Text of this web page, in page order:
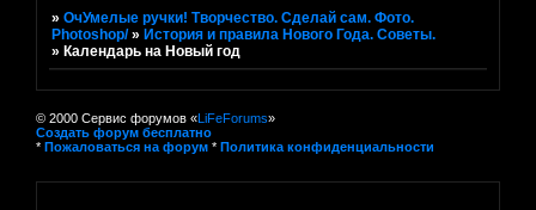
»ОчУмелые ручки! Творчество. Сделай сам. Фото.
Photoshop/ »История и правила Нового Года. Советы.
»Календарь на Новый год
© 2000 Сервис форумов «LiFeForums»
Создать форум бесплатно
* Пожаловаться на форум * Политика конфиденциальности